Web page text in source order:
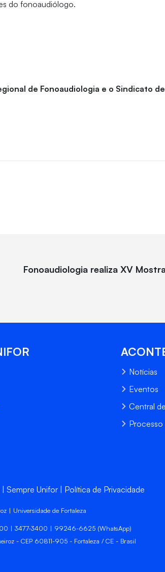
do fonoaudiólogo.
de Fonoaudiologia e o Sindicato de
Fonoaudiologia realiza XV
Notícias
Eventos
Central
Sempre Unifor Política de Privacidade
| Universidade de Fortaleza
| 3477-3400 | 99246-6625 (WhatsApp)
- CEP 60811-905 - Fortaleza / CE - Brasil